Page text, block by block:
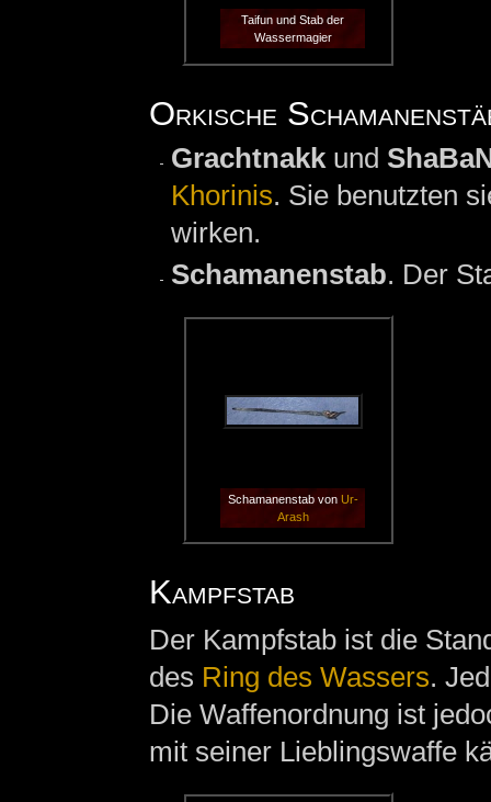
Taifun und Stab der
Wassermagier
Orkische
Grachtnakk und
Khorinis. Sie benutzten
wirken.
Schamanenstab. Der
Schamanenstab von Ur-
Arash
Kampfstab
Der Kampfstab ist die
des Ring des Wassers.
Die Waffenordnung ist
mit seiner Lieblingswaffe